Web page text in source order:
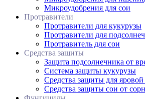
Микроудобрения для сои
Протравители
Протравители для кукурузы
Протравители для
Протравитель для сои
Средства защиты
Защита подсолнечника от
Система защиты кукурузы
Средства защиты для
Средства защиты сои от